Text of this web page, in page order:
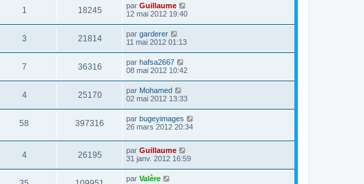
1 18245 par Guillaume
12 mai 2012 19:40
3 21814 par garderer
11 mai 2012 01:13
7 36316 par hafsa2667
08 mai 2012 10:42
4 25170 par Mohamed
02 mai 2012 13:33
58 397316 par bugeyimages
26 mars 2012 20:34
4 26195 par Guillaume
31 janv. 2012 16:59
par Valère